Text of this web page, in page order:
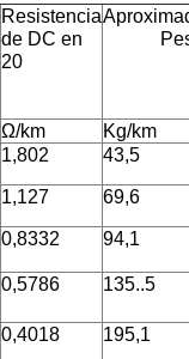
Resistencia
de DC en
20
Ω/km
Kg/km
1,802 43,5
1,127 69,6
0,8332 94,1
0,5786 135..5
0,4018 195,1